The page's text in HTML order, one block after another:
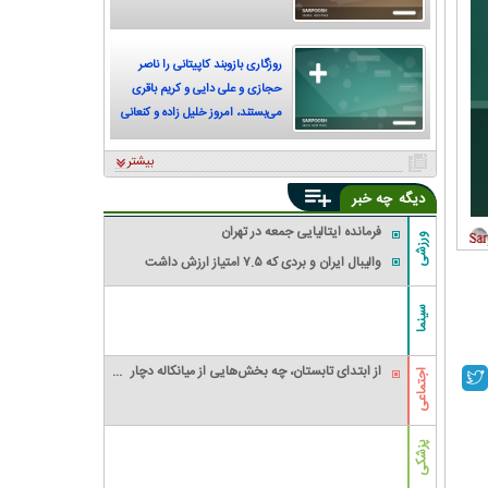
روزگاری بازوبند کاپیتانی را ناصر
حجازی و علی دایی و کریم باقری
می‌بستند، امروز خلیل زاده و کنعانی
زادگان
بیشتر
دیگه چه خبر
ورزشی
فرمانده ایتالیایی جمعه در تهران
والیبال ایران و بردی که ۷.۵ امتیاز ارزش داشت
سینما
اجتماعی
از ابتدای تابستان، چه بخش‌هایی از میانکاله دچار
پزشکی